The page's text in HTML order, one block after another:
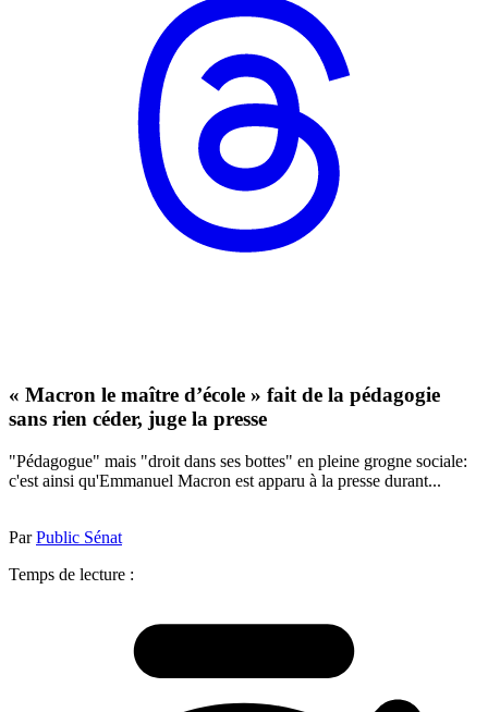
« Macron le maître d’école » fait de la pédagogie
sans rien céder, juge la presse
"Pédagogue" mais "droit dans ses bottes" en pleine grogne sociale:
c'est ainsi qu'Emmanuel Macron est apparu à la presse durant...
ParPublic Sénat
Temps de lecture :